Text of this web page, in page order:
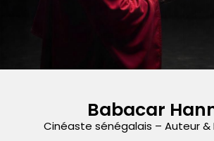
Babacar
Cinéaste sénégalais – Auteur &